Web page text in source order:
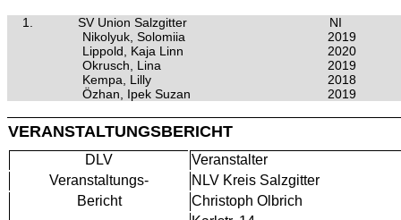
1. SV Union Salzgitter
NI
Nikolyuk, Solomiia
2019
Lippold, Kaja Linn
2020
Okrusch, Lina
2019
Kempa, Lilly
2018
Özhan, Ipek Suzan
2019
VERANSTALTUNGSBERICHT
DLV
Veranstalter
Veranstaltungs-
NLV Kreis Salzgitter
Bericht
Christoph Olbrich